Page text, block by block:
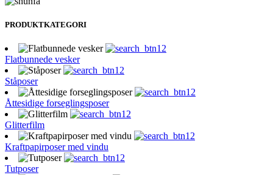
PRODUKTKATEGORI
Flatbunnede vesker
Ståposer
Åttesidige forseglingsposer
Glitterfilm
Kraftpapirposer med vindu
Tutposer